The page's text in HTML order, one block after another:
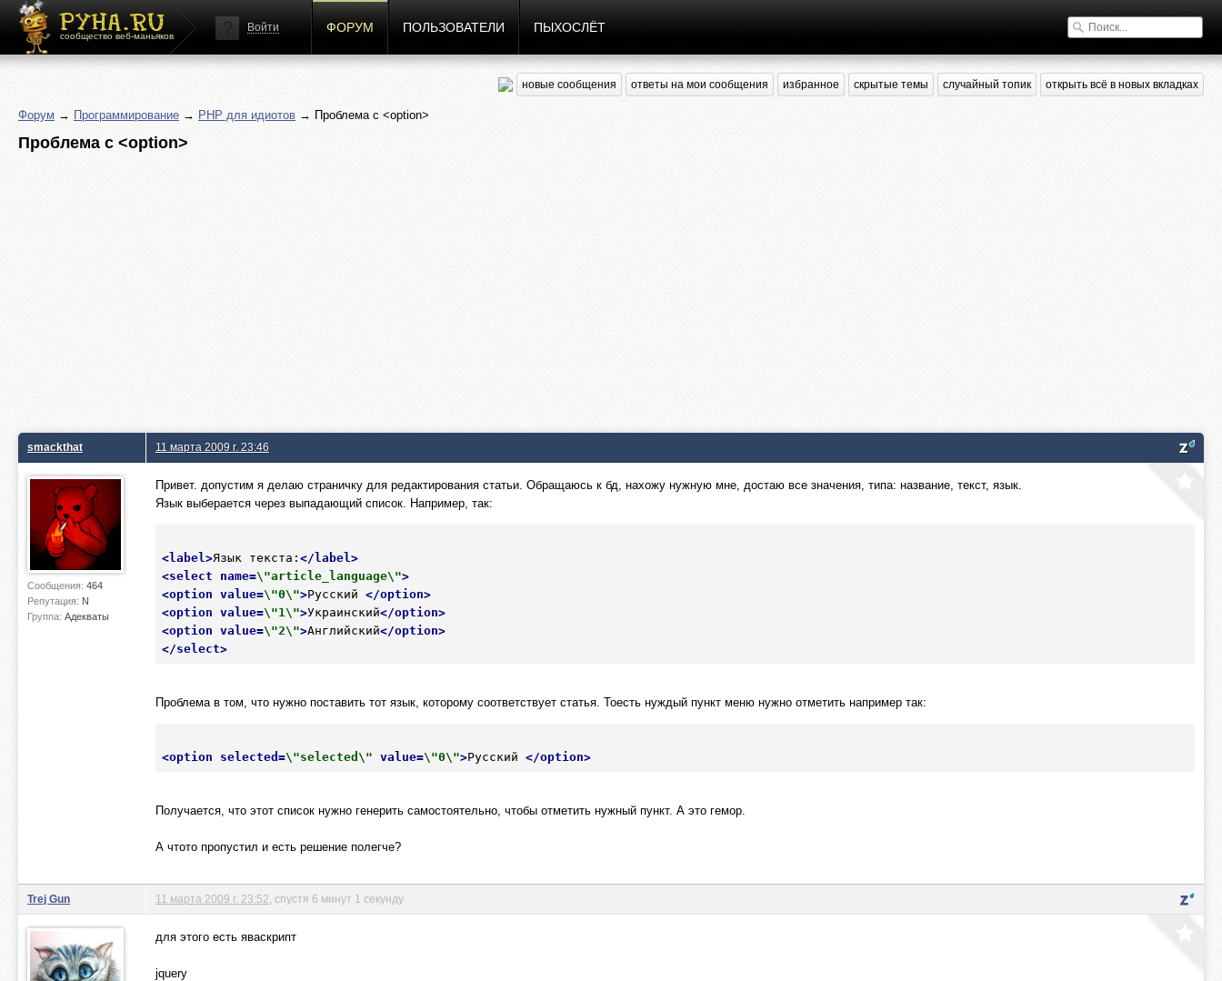
сообщество веб-маньяков
Войти ФОРУМ ПОЛЬЗОВАТЕЛИ ПЫХОСЛЁТ
новые сообщения ответы на мои сообщения избранное скрытые темы случайный топик открыть всё в новых вкладках
Форум → Программирование → PHP для идиотов → Проблема с <option>
Проблема с <option>
smackthat
Сообщения: 464
Репутация: N
Группа: Адекваты
11 марта 2009 г. 23:46
Привет. допустим я делаю страничку для редактирования статьи. Обращаюсь к бд, нахожу нужную мне, достаю все значения, типа: название, текст, язык.
Язык выберается через выпадающий список. Например, так:
<label >Язык текста: </label >
<select name=\"article_language\">
<option value=\"0\">Русский </option>
<option value=\"1\">Украинский</option>
<option value=\"2\">Английский</option>
</select>
Проблема в том, что нужно поставить тот язык, которому соответствует статья. Тоесть нуждый пункт меню нужно отметить например так:
<option selected =\"selected\" value=\"0\">Русский </option>
Получается, что этот список нужно генерить самостоятельно, чтобы отметить нужный пункт. А это гемор.
А чтото пропустил и есть решение полегче?
Trej Gun 11 марта 2009 г. 23:52 , спустя 6 минут 1 секунду
для этого есть яваскрипт
jquery